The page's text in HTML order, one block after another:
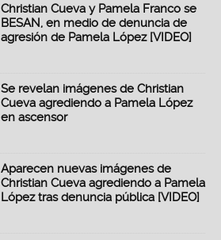
Christian Cueva y Pamela Franco se
BESAN, en medio de denuncia de
agresión de Pamela López [VIDEO]
Se revelan imágenes de Christian
Cueva agrediendo a Pamela López
en ascensor
Aparecen nuevas imágenes de
Christian Cueva agrediendo a Pamela
López tras denuncia pública [VIDEO]